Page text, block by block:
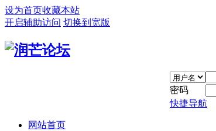
设为首页收藏本站
开启辅助访问 切换到宽版
密码
快捷导航
网站首页